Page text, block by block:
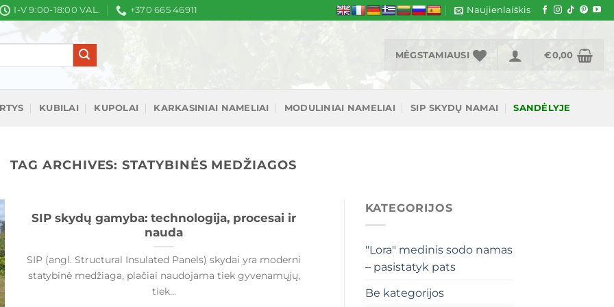
I-V 9:00-18:00 VAL. +370 665 46911 Naujienlaiškis
MĖGSTAMIAUSI €0,00
KUBILAI KUPOLAI KARKASINIAI NAMELIAI MODULINIAI NAMELIAI SIP SKYDŲ NAMAI SANDĖLYJE
TAG ARCHIVES:STATYBINĖS MEDŽIAGOS
SIP skydų gamyba: technologija, procesai ir
nauda
SIP (angl. Structural Insulated Panels) skydai yra moderni
statybinė medžiaga, plačiai naudojama tiek gyvenamųjų,
tiek...
KATEGORIJOS
"Lora" medinis sodo namas
– pasistatyk pats
Be kategorijos